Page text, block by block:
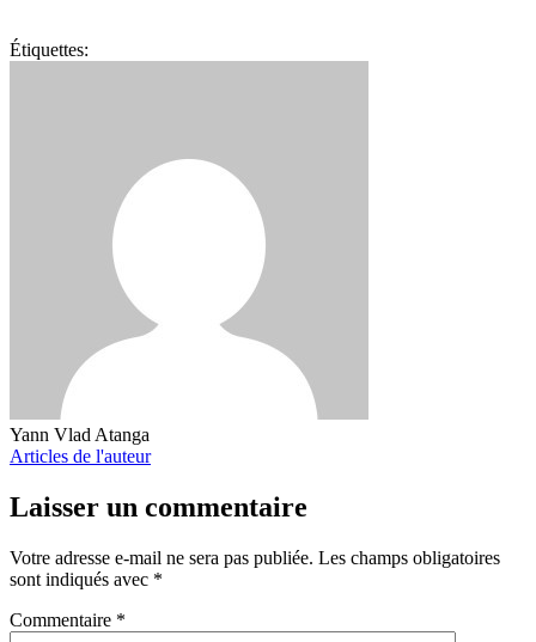
Étiquettes:
Yann Vlad Atanga
Articles de l'auteur
Laisser un commentaire
Votre adresse e-mail ne sera pas publiée. Les champs obligatoires
sont indiqués avec *
Commentaire *